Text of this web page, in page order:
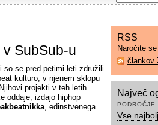
SubSub-u
so se pred petimi leti združili
kulturo, v njenem sklopu
projekti v teh letih
oddaje, izdajo hiphop
, edinstvenega
RSS
Naročite
člankov
Največ
PODROČJE
Vse